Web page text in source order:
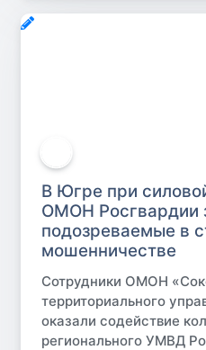
В Югре при
ОМОН Росгвардии
подозреваемые в
мошенничестве
Сотрудники ОМОН
территориального
оказали содействие
регионального УМВД